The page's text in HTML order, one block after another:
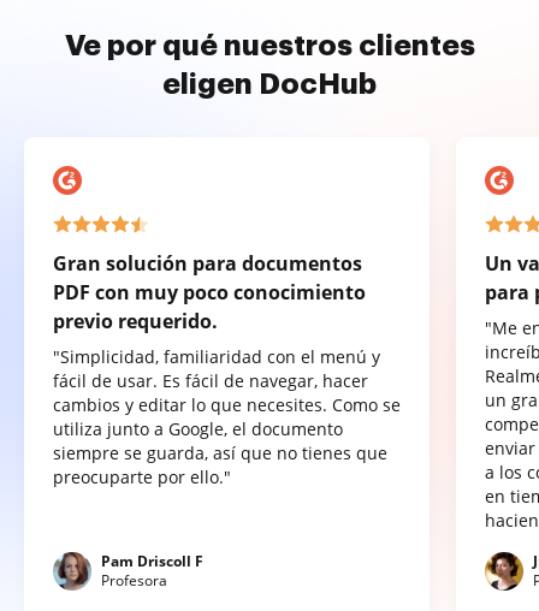
Ve por qué nuestros clientes
eligen DocHub
Gran solución para documentos
PDF con muy poco conocimiento
previo requerido.
"Simplicidad, familiaridad con el menú y
fácil de usar. Es fácil de navegar, hacer
cambios y editar lo que necesites. Como se
utiliza junto a Google, el documento
siempre se guarda, así que no tienes que
preocuparte por ello."
Pam Driscoll F
Profesora
Un
para
"Me
un
a los
en